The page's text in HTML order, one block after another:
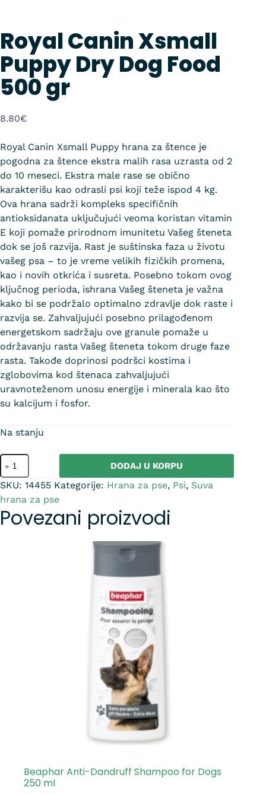
Royal Canin Xsmall
Puppy Dry Dog Food
500 gr
8.80€
Royal Canin Xsmall Puppy hrana za štence je
pogodna za štence ekstra malih rasa uzrasta od 2
do 10 meseci. Ekstra male rase se obično
karakterišu kao odrasli psi koji teže ispod 4 kg.
Ova hrana sadrži kompleks specifičnih
antioksidanata uključujući veoma koristan vitamin
E koji pomaže prirodnom imunitetu Vašeg šteneta
dok se još razvija. Rast je suštinska faza u životu
vašeg psa – to je vreme velikih fizičkih promena,
kao i novih otkrića i susreta. Posebno tokom ovog
ključnog perioda, ishrana Vašeg šteneta je važna
kako bi se podržalo optimalno zdravlje dok raste i
razvija se. Zahvaljujući posebno prilagođenom
energetskom sadržaju ove granule pomaže u
održavanju rasta Vašeg šteneta tokom druge faze
rasta. Takođe doprinosi podršci kostima i
zglobovima kod štenaca zahvaljujući
uravnoteženom unosu energije i minerala kao što
su kalcijum i fosfor.
Na stanju
DODAJ U KORPU
SKU: 14455 Kategorije: Hrana za pse, Psi, Suva
hrana za pse
Povezani proizvodi
Beaphar Anti-Dandruff Shampoo for Dogs
250 ml